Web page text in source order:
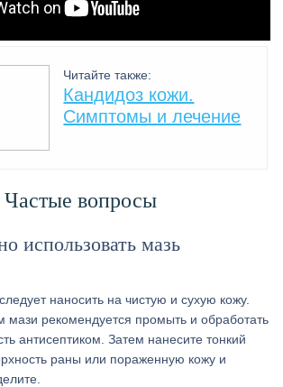
Читайте также:
Кандидоз кожи.
Симптомы и лечение
Частые вопросы
использовать мазь
наносить на чистую и сухую кожу.
мази рекомендуется промыть и обработать
антисептиком. Затем нанесите тонкий
раны или пораженную кожу и